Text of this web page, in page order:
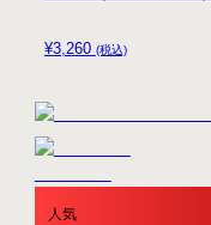
¥3,260 (税込)
人気